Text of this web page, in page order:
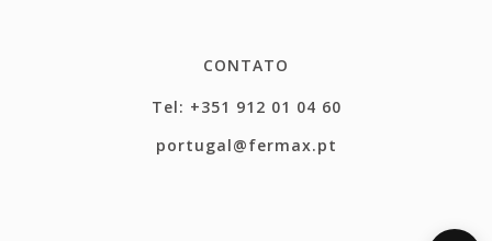
CONTATO
Tel: +351 912 01 04 60
portugal@fermax.pt